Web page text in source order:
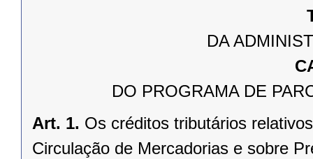
DA
DO PROGRAMA DE
Art. 1. Os créditos tributários
Circulação de Mercadorias e sobre